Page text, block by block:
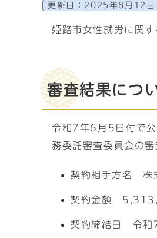
更新日： 2025年8月12日
姫路市女性就労に関
審査結果につ
令和7年6月5日付で公
務委託審査委員会の
契約相手方名 株
契約金額
契約締結日 令和